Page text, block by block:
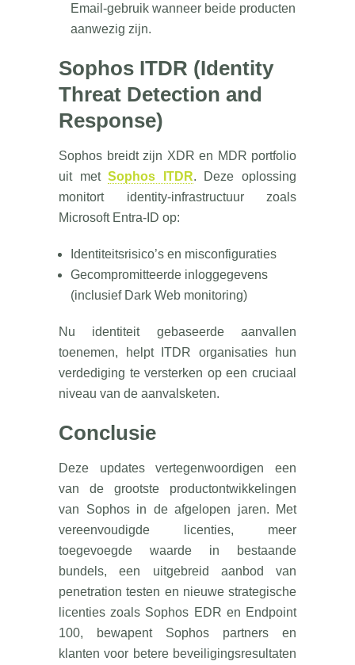
Email-gebruik wanneer beide producten
aanwezig zijn.
Sophos ITDR (Identity
Threat Detection and
Response)
Sophos breidt zijn XDR en MDR portfolio
uit metSophos ITDR. Deze oplossing
monitort identity-infrastructuur zoals
Microsoft Entra-ID op:
Identiteitsrisico’s en misconfiguraties
Gecompromitteerde inloggegevens
(inclusief Dark Web monitoring)
Nu identiteit gebaseerde aanvallen
toenemen, helpt ITDR organisaties hun
verdediging te versterken op een cruciaal
niveau van de aanvalsketen.
Conclusie
Deze updates vertegenwoordigen een
van de grootste productontwikkelingen
van Sophos in de afgelopen jaren. Met
vereenvoudigde licenties, meer
toegevoegde waarde in bestaande
bundels, een uitgebreid aanbod van
penetration testen en nieuwe strategische
licenties zoals Sophos EDR en Endpoint
100, bewapent Sophos partners en
klanten voor betere beveiligingsresultaten